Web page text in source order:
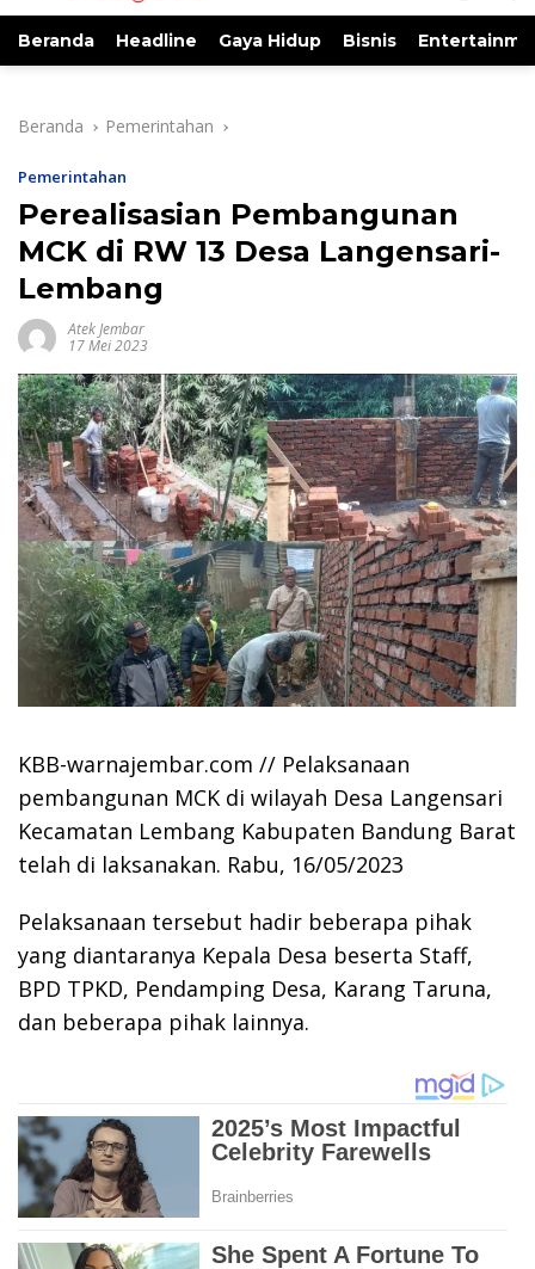
Beranda Headline Gaya Hidup Bisnis
Beranda Pemerintahan
Pemerintahan
Perealisasian Pembangunan
MCK di RW 13 Desa Langensari-
Lembang
Atek Jembar
17 Mei 2023
KBB-warnajembar.com // Pelaksanaan
pembangunan MCK di wilayah Desa Langensari
Kecamatan Lembang Kabupaten Bandung Barat
telah di laksanakan. Rabu, 16/05/2023
Pelaksanaan tersebut hadir beberapa pihak
yang diantaranya Kepala Desa beserta Staff,
BPD TPKD, Pendamping Desa, Karang Taruna,
dan beberapa pihak lainnya.